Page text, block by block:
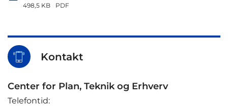
498,5 KB PDF
Kontakt
Center for Plan, Teknik og Erhverv
Telefontid: